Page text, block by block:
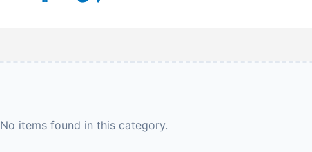
No items found in this category.